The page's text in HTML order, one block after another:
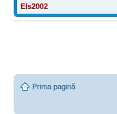
Els2002
Prima pagină